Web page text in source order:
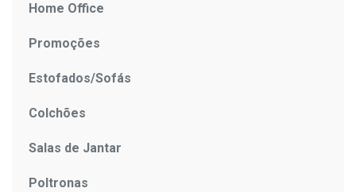
Home Office
Promoções
Estofados/Sofás
Colchões
Salas de Jantar
Poltronas